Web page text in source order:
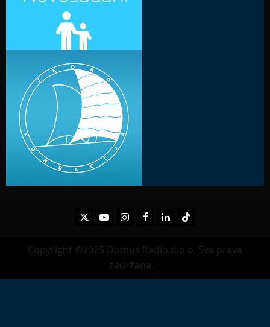
TwitterYoutubeInstagramFacebook
LinkedInTikTok
Copyright ©2025 Domus Radio d.o.o. Sva prava
zadržana. |